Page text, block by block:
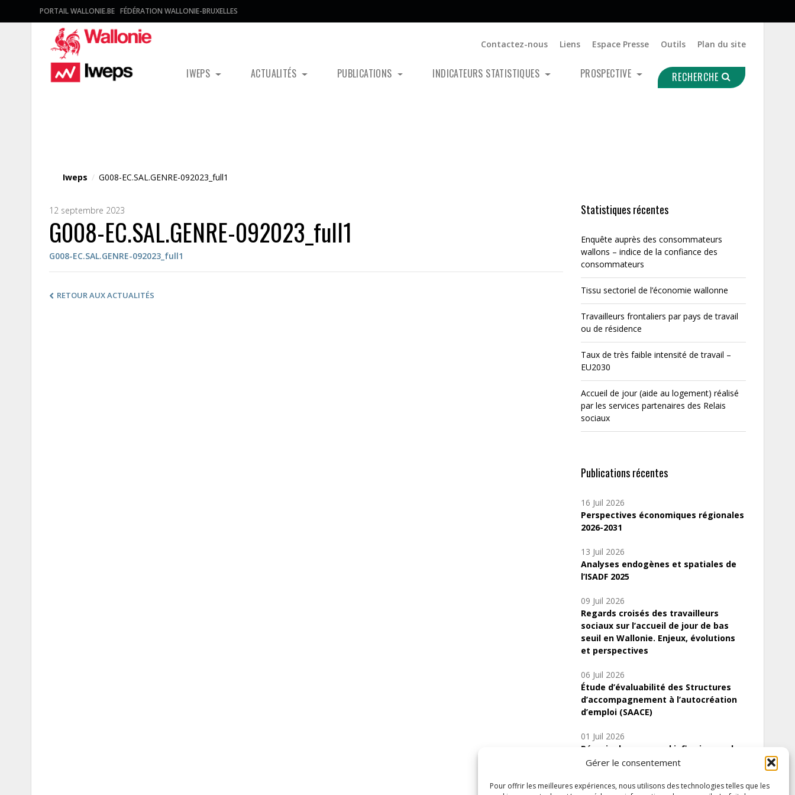
Gérer le consentement
Pour offrir les meilleures expériences, nous utilisons des technologies telles que les
PORTAIL WALLONIE.BE FÉDÉRATION WALLONIE-BRUXELLES
Contactez-nous Liens Espace Presse Outils Plan du site
IWEPS ACTUALITÉS PUBLICATIONS INDICATEURS STATISTIQUES PROSPECTIVE RECHERCHE
Iweps / G008-EC.SAL.GENRE-092023_full1
12 septembre 2023
G008-EC.SAL.GENRE-092023_full1
G008-EC.SAL.GENRE-092023_full1
RETOUR AUX ACTUALITÉS
Statistiques récentes
Enquête auprès des consommateurs
wallons – indice de la confiance des
consommateurs
Tissu sectoriel de l’économie wallonne
Travailleurs frontaliers par pays de travail
ou de résidence
Taux de très faible intensité de travail –
EU2030
Accueil de jour (aide au logement) réalisé
par les services partenaires des Relais
sociaux
Publications récentes
16 Juil 2026
Perspectives économiques régionales
2026-2031
13 Juil 2026
Analyses endogènes et spatiales de
l’ISADF 2025
09 Juil 2026
Regards croisés des travailleurs
sociaux sur l’accueil de jour de bas
seuil en Wallonie. Enjeux, évolutions
et perspectives
06 Juil 2026
Étude d’évaluabilité des Structures
d’accompagnement à l’autocréation
d’emploi (SAACE)
01 Juil 2026
Pénurie du personnel infirmier :quels
indicateurs d’offre de soins pour